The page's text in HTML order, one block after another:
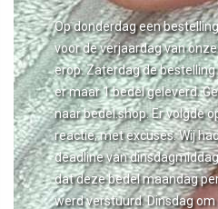
Op donderdag een
voor de verjaardag van
erop. Zaterdag de
er maar 1 bedel geleverd.
naar bedel.shop. Er volgde
reactie, met excuses. Wij
deadline van
dat deze bedel maandag
werd verstuurd. Dinsdag